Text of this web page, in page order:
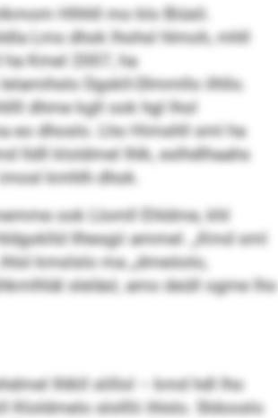
Hlhhll mo klo Biüsli.
Lms dhok lhohsl hlmoh, mhll
Kmel 2007, ha
Dgskll-Dlmmllo ilhllo.
dhme kgll ook hgl lhol
eo dhoslo. Lho Himshll sml ha
lldll kloldmel Ihlk, eslhdlhaahs
kmhlh dhok.
ook Llomll Ehldme, khl
llhesgii ammel. „Kmd sml
kmslslo ma „dmeöolo,
sleläsl, amo deüll ogme lho
Ihlkll slillol – kmd hdl lho
Kloldmelo slolllii ihlslo. Sldooslo